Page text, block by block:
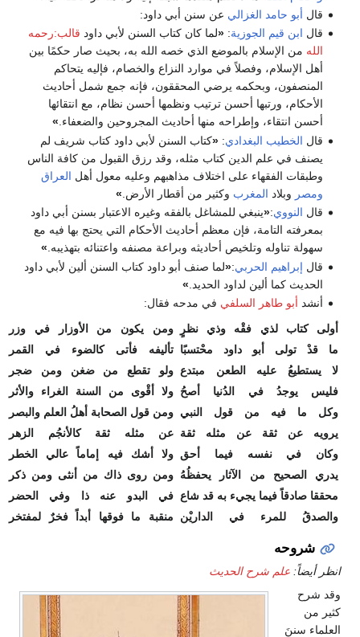
قال أبو حامد الغزالي عن سنن أبي داود:
قال ابن قيم الجوزية:
«لما كان كتاب السنن لأبي داود قالب:رحمه
الله من الإسلام بالموضع الذي خصه الله به، بحيث صار حكمًا بين
أهل الإسلام، وفصلاً في موارد النزاع والخصام، فإليه يتحاكم
المنصفون، وبحكمه يرضي المحققون، فإنه جمع شمل أحاديث
الأحكام، ورتبها أحسن ترتيب ونظمها أحسن نظام، مع انتقائها
أحسن انتقاء، وإطراحه منها أحاديث المجروحين والضعفاء.»
قال الخطيب البغدادي:
«كتاب السنن لأبي داود كتاب شريف لم
يصنف في علم الدين كتاب مثله، وقد رزق القبول من كافة الناس
وطبقات الفقهاء على اختلاف مذاهبهم وعليه معول أهل العراق
ومصر وبلاد المغرب وكثير من أقطار الأرض. »
قال النووي:
«ينبغي للمشاغل بالفقه وغيره الاعتبار بسنن أبي داود
بمعرفته التامة، فإن معظم أحاديث الأحكام التي يحتج بها فيه مع
سهولة تناوله وتلخيص أحاديثه وبراعة مصنفه واعتنائه بتهذيبه. »
قال إبراهيم الحربي:
«لما صنف أبو داود كتاب السنن ألين لأبي داود
الحديث كما ألين لداود الحديد. »
أنشد أبو طاهر السلفي في مدحه فقال:
أولى كتاب لذي فقْه وذي نظرٍ
ومن يكون من الأوزار في وزر
ما قدْ تولى أبو داود محْتسبًا تأليفه فأتى كالضوء في القمر
لا يستطيعُ عليه الطعن مبتدع ولو تقطع من ضغن ومن ضجر
فليس يوجدُ في الدُنيا أصحُ ولا أقْوى من السنة الغراء والأثر
وكل ما فيه من قول النبي ومن قول الصحابة أهلُ العلم والبصر
يرويه عن ثقة عن مثله ثقة عن مثله ثقة كالأنجُم الزهر
وكان في نفسه فيما أحق ولا أشك فيه إماماً عالي الخطر
يدري الصحيح من الآثار يحفظُهُ ومن روى ذاك من أنثى ومن ذكر
محققا صادقاً فيما يجيء به قد شاع في البدو عنه ذا وفي الحضر
والصدقُ للمرء في الداريْن
منقبة ما فوقها أبداً فخرٌ لمفتخر
شروحه
انظر أيضاً: علم شرح الحديث
وقد شرح
كثير من
العلماء سننَ